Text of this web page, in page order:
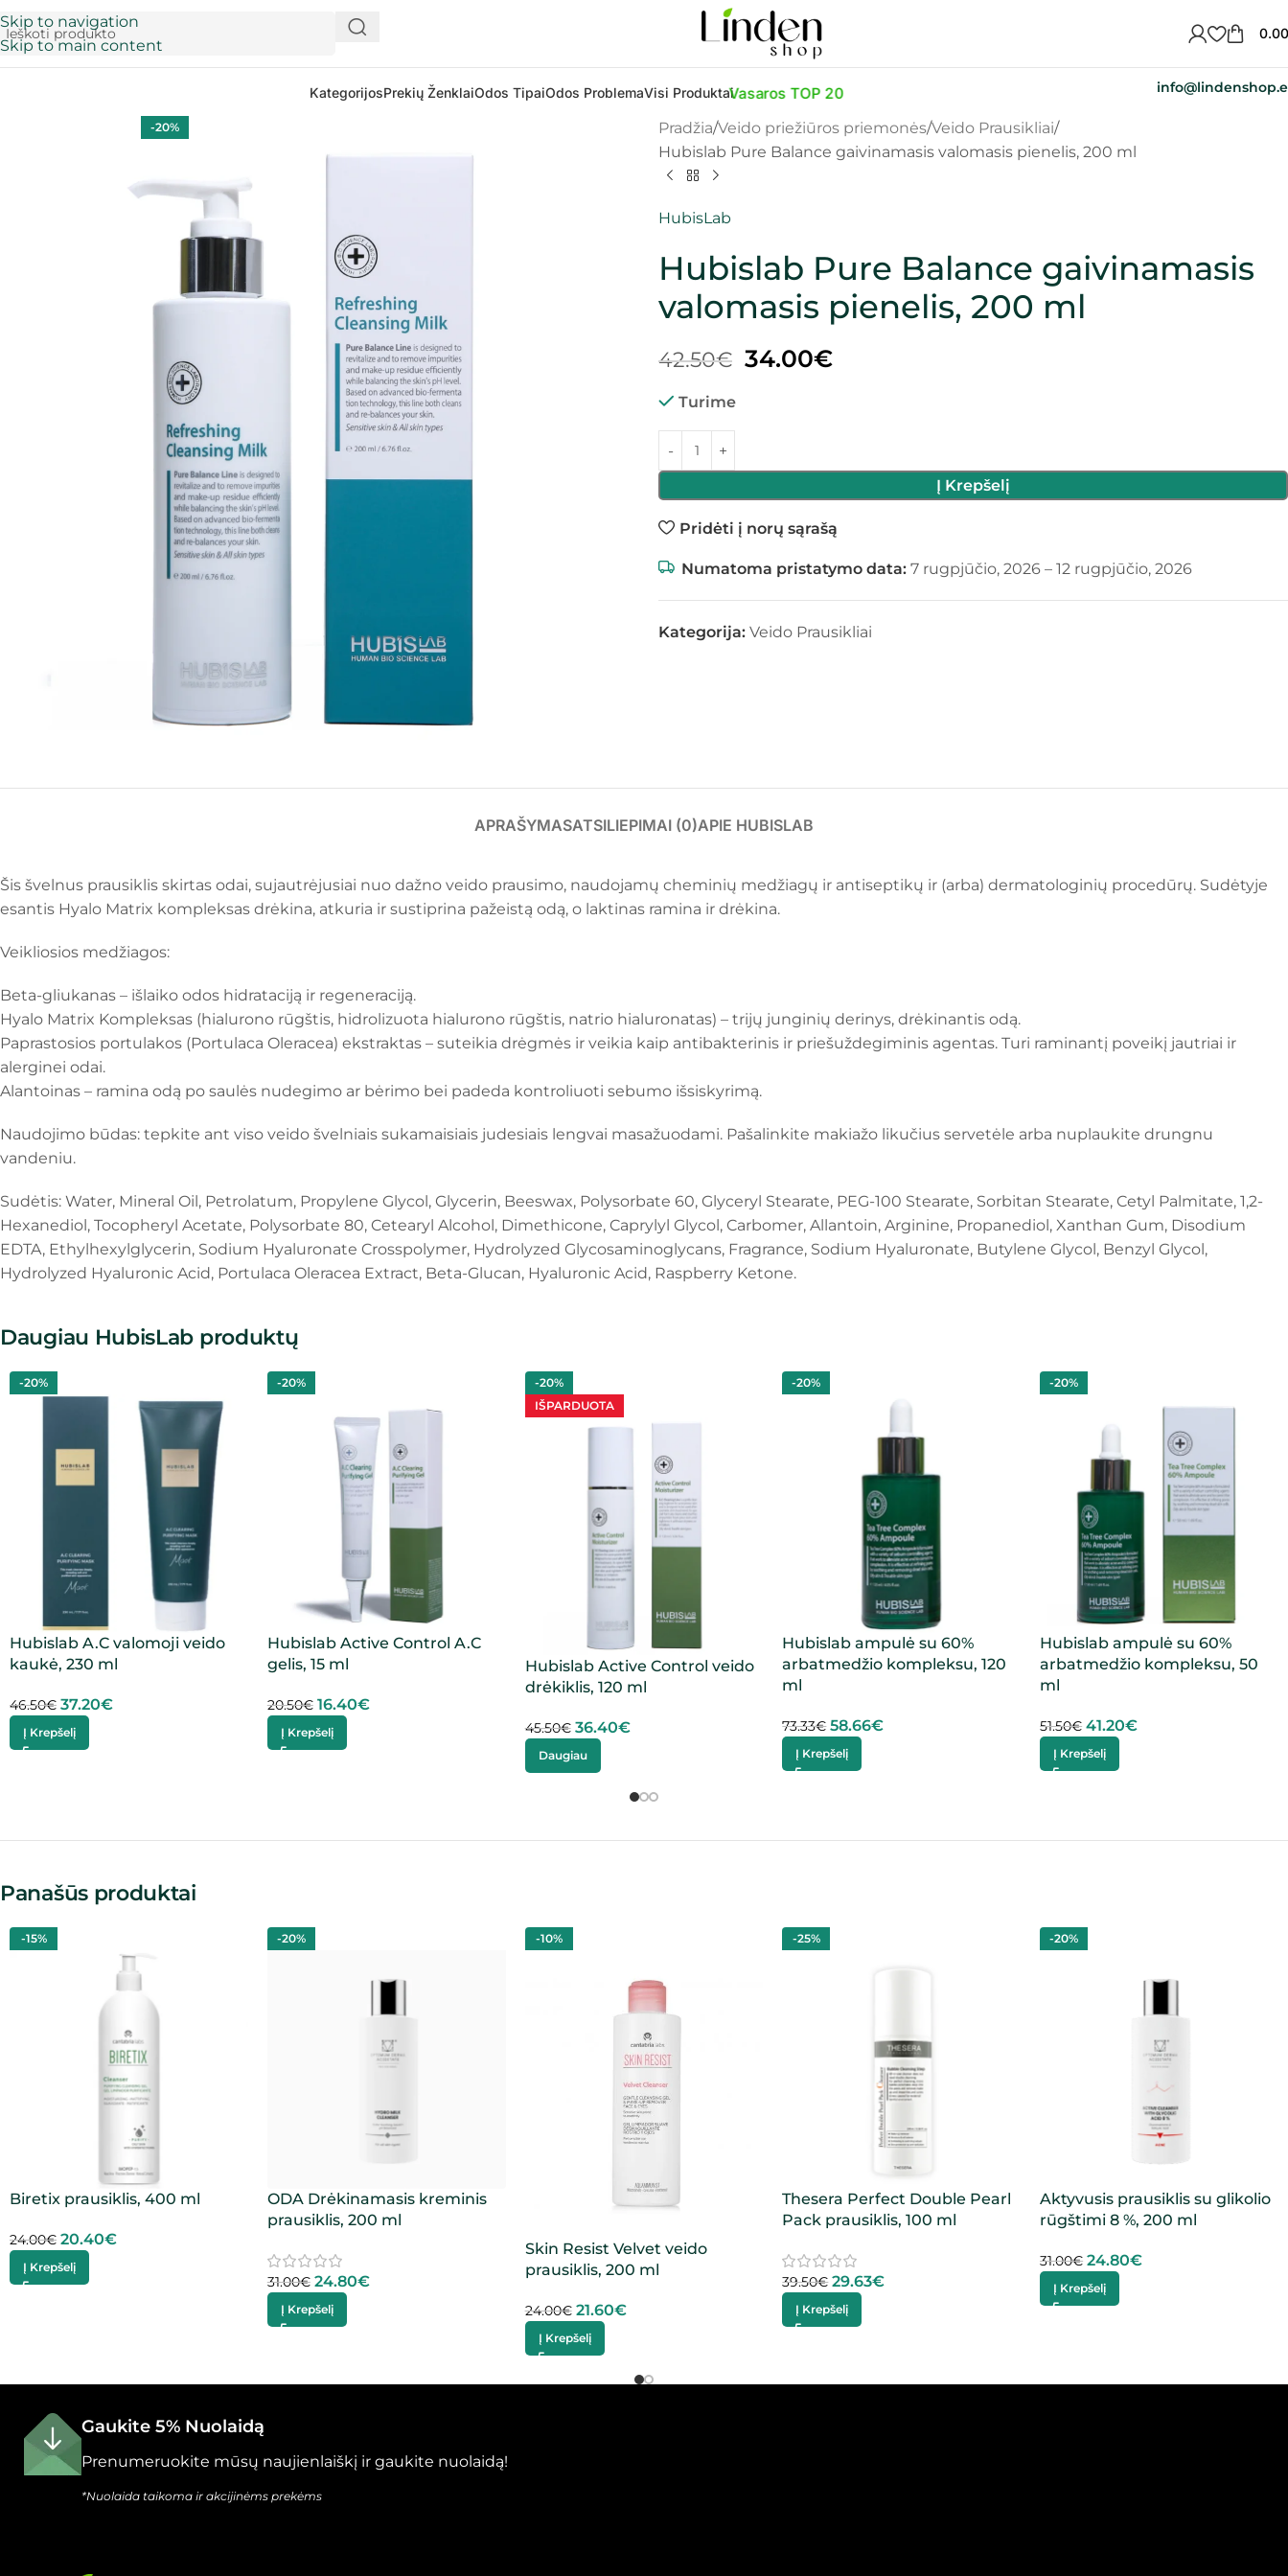
Skip to navigation
Skip to main content
0.00
KategorijosPrekių ŽenklaiOdos TipaiOdos ProblemaVisi ProduktaiVasaros TOP 20
-20% Pradžia Veido priežiūros priemonės Veido Prausikliai
Hubislab Pure Balance gaivinamasis valomasis pienelis, 200 ml
HubisLab
Hubislab Pure Balance gaivinamasis
valomasis pienelis, 200 ml
42.50€ 34.00€
Turime
Į Krepšelį
Pridėti į norų sąrašą
Numatoma pristatymo data: 7 rugpjūčio, 2026 – 12 rugpjūčio, 2026
Kategorija: Veido Prausikliai
APRAŠYMASATSILIEPIMAI (0)APIE HUBISLAB
Šis švelnus prausiklis skirtas odai, sujautrėjusiai nuo dažno veido prausimo, naudojamų cheminių medžiagų ir antiseptikų ir (arba) dermatologinių procedūrų. Sudėtyje
esantis Hyalo Matrix kompleksas drėkina, atkuria ir sustiprina pažeistą odą, o laktinas ramina ir drėkina.
Veikliosios medžiagos:
Beta-gliukanas – išlaiko odos hidrataciją ir regeneraciją.
Hyalo Matrix Kompleksas (hialurono rūgštis, hidrolizuota hialurono rūgštis, natrio hialuronatas) – trijų junginių derinys, drėkinantis odą.
Paprastosios portulakos (Portulaca Oleracea) ekstraktas – suteikia drėgmės ir veikia kaip antibakterinis ir priešuždegiminis agentas. Turi raminantį poveikį jautriai ir
alerginei odai.
Alantoinas – ramina odą po saulės nudegimo ar bėrimo bei padeda kontroliuoti sebumo išsiskyrimą.
Naudojimo būdas: tepkite ant viso veido švelniais sukamaisiais judesiais lengvai masažuodami. Pašalinkite makiažo likučius servetėle arba nuplaukite drungnu
vandeniu.
Sudėtis: Water, Mineral Oil, Petrolatum, Propylene Glycol, Glycerin, Beeswax, Polysorbate 60, Glyceryl Stearate, PEG-100 Stearate, Sorbitan Stearate, Cetyl Palmitate, 1,2-
Hexanediol, Tocopheryl Acetate, Polysorbate 80, Cetearyl Alcohol, Dimethicone, Caprylyl Glycol, Carbomer, Allantoin, Arginine, Propanediol, Xanthan Gum, Disodium
EDTA, Ethylhexylglycerin, Sodium Hyaluronate Crosspolymer, Hydrolyzed Glycosaminoglycans, Fragrance, Sodium Hyaluronate, Butylene Glycol, Benzyl Glycol,
Hydrolyzed Hyaluronic Acid, Portulaca Oleracea Extract, Beta-Glucan, Hyaluronic Acid, Raspberry Ketone.
Daugiau HubisLab produktų
-20%
Hubislab A.C valomoji veido
kaukė, 230 ml
46.50€ 37.20€
Į Krepšelį
-20%
Hubislab Active Control A.C
gelis, 15 ml
20.50€ 16.40€
Į Krepšelį
-20%
IŠPARDUOTA
Hubislab Active Control veido
drėkiklis, 120 ml
45.50€ 36.40€
Daugiau
-20%
Hubislab ampulė su 60%
arbatmedžio kompleksu, 120
ml
73.33€ 58.66€
Į Krepšelį
-20%
Hubislab ampulė su 60%
arbatmedžio kompleksu, 50
ml
51.50€ 41.20€
Į Krepšelį
Panašūs produktai
-15%
Biretix prausiklis, 400 ml
24.00€ 20.40€
Į Krepšelį
-20%
ODA Drėkinamasis kreminis
prausiklis, 200 ml
31.00€ 24.80€
Į Krepšelį
-10%
Skin Resist Velvet veido
prausiklis, 200 ml
24.00€ 21.60€
Į Krepšelį
-25%
Thesera Perfect Double Pearl
Pack prausiklis, 100 ml
39.50€ 29.63€
Į Krepšelį
-20%
Aktyvusis prausiklis su glikolio
rūgštimi 8 %, 200 ml
31.00€ 24.80€
Į Krepšelį
Gaukite 5% Nuolaidą
Prenumeruokite mūsų naujienlaiškį ir gaukite nuolaidą!
*Nuolaida taikoma ir akcijinėms prekėms